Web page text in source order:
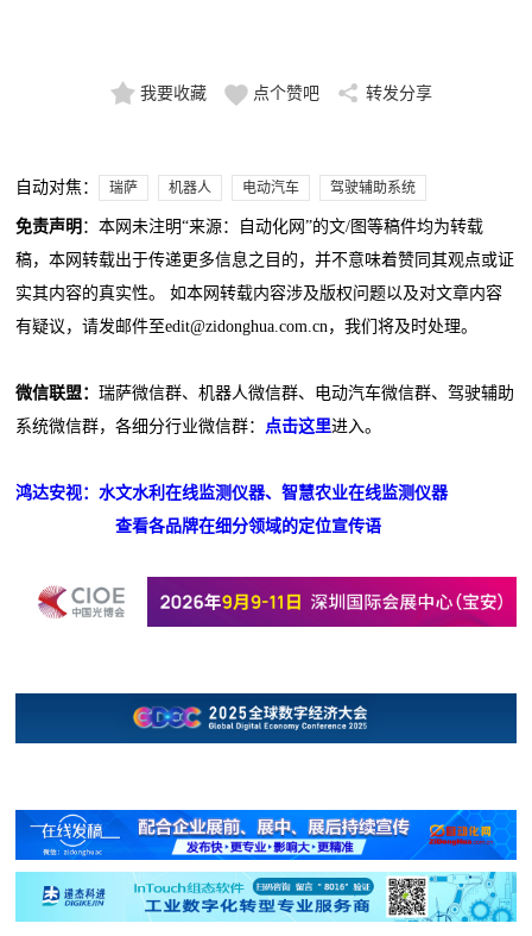
我要收藏 点个赞吧 转发分享
自动对焦： 瑞萨 机器人 电动汽车 驾驶辅助系统
免责声明 ：本网未注明“来源：自动化网”的文/图等稿件均为转载
稿，本网转载出于传递更多信息之目的，并不意味着赞同其观点或证
实其内容的真实性。 如本网转载内容涉及版权问题以及对文章内容
有疑议，请发邮件至edit@zidonghua.com.cn，我们将及时处理。
微信联盟：瑞萨微信群、机器人微信群、电动汽车微信群、驾驶辅助
系统微信群，各细分行业微信群：
点击这里进入。
鸿达安视：水文水利在线监测仪器、智慧农业在线监测仪器
查看各品牌在细分领域的定位宣传语